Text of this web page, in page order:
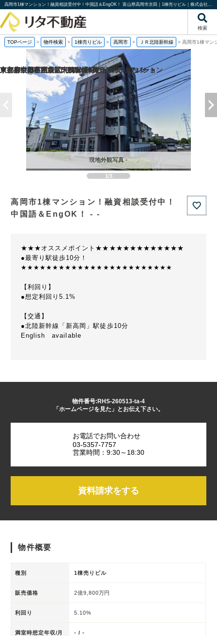
高岡市1棟マンション！融資相談受付中！中国語＆EngOK！ 富山県高岡市京田｜1棟売りビル｜株式会社リタ不動産
検索
TOPページ > 物件検索 > 1棟売りビル > 高岡市 > ＪＲ北陸新幹線 > 高岡市1棟マン
1/3
現地外観写真 -
高岡市1棟マンション！融資相談受付中！
中国語＆EngOK！ - -
★★★オススメポイント★★★★★★★★★★★★★
●最寄り駅徒歩10分！
★★★★★★★★★★★★★★★★★★★★★★★★
【利回り】
●想定利回り5.1%
【交通】
●北陸新幹線「新高岡」駅徒歩10分
English available
物件番号:RHS-260513-ta-4
「ホームページを見た」とお伝え下さい。
お電話でお問い合わせ
03-5357-7757
営業時間：9:30～18:30
資料請求をする
物件概要
種別 1棟売りビル
販売価格 2億9,800万円
利回り 5.10%
満室時想定年収/月
- / -
京都府京都市西京区大枝塚原町の一棟売りマンション
京都府京都市左京区下鴨宮崎町の一棟売りアパート
東京都中野区沼袋1丁目の一棟売りアパート
東京都世田谷区経堂5丁目の一棟売りマンション